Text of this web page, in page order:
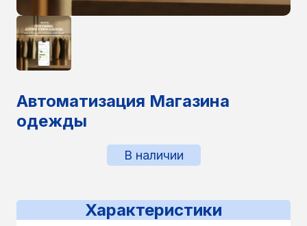
Автоматизация Магазина
одежды
В наличии
Характеристики